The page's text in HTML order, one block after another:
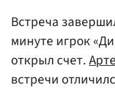
Встреча
минуте игрок
открыл счет.
встречи